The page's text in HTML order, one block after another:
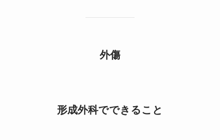
外傷
形成外科でできること